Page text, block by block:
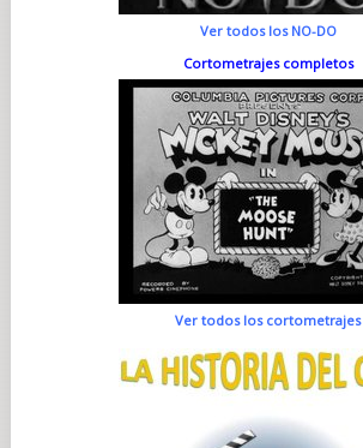
Ver todos los NO-DO
Cortometrajes completos
Ver todos los cortometrajes